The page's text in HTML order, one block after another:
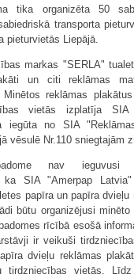
tika organizēta 50
transporta
pieturvietās Liepājā.
markas "SERLA"
un citi reklāmas
reklāmas
vietās izplatīja SIA
iegūta no SIA
vēsulē Nr.110 sniegtajām
nav ieguvusi
ka SIA "Amerpap
papīra un papīra dvieļu
būtu organizējusi minēto
rīcībā esošā
ir veikuši
dvieļu reklāmas
tirdzniecības vietās.